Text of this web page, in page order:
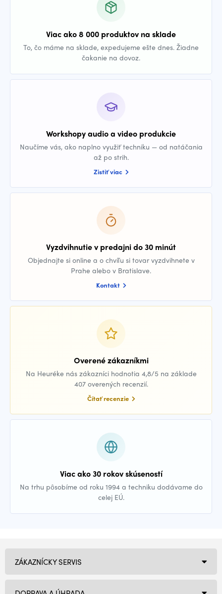
Viac ako 8 000 produktov na sklade
To, čo máme na sklade, expedujeme ešte dnes. Žiadne
čakanie na dovoz.
Workshopy audio a video produkcie
Naučíme vás, ako naplno využiť techniku — od natáčania
až po strih.
Zistiť viac
Vyzdvihnutie v predajni do 30 minút
Objednajte si online a o chvíľu si tovar vyzdvihnete v
Prahe alebo v Bratislave.
Kontakt
Overené zákazníkmi
Na Heuréke nás zákazníci hodnotia 4,8/5 na základe
407 overených recenzií.
Čítať recenzie
Viac ako 30 rokov skúseností
Na trhu pôsobíme od roku 1994 a techniku dodávame do
celej EÚ.
ZÁKAZNÍCKY SERVIS